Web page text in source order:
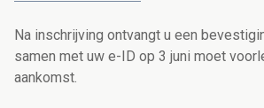
Na inschrijving ontvangt u een
samen met uw e-ID op 3 juni moet
aankomst.